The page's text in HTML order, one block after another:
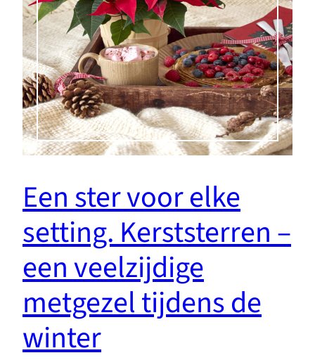
Een ster voor elke
setting. Kerststerren –
een veelzijdige
metgezel tijdens de
winter